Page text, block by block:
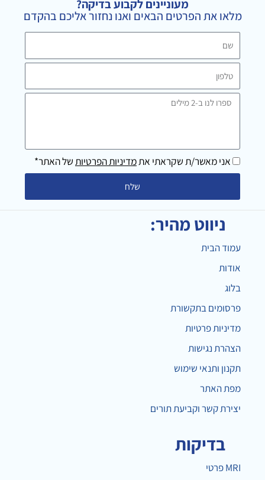
o
k
r
a
מעוניינים לקבוע בדיקה?
מלאו את הפרטים הבאים ואנו נחזור אליכם בהקדם
טלפון
ספרו
מילים
אני מאשר/ת שקראתי אתמדיניות הפרטיותשל האתר*
שלח
ניווט מהיר:
עמוד הבית
אודות
בלוג
פרסומים בתקשורת
מדיניות פרטיות
הצהרת נגישות
תקנון ותנאי שימוש
מפת האתר
יצירת קשר וקביעת תורים
בדיקות
MRI פרטי